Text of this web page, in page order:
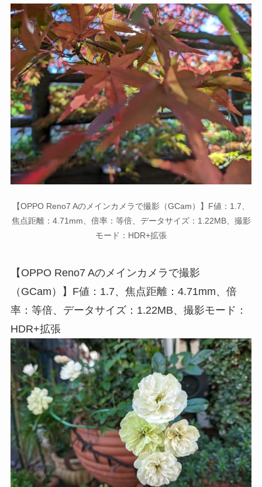
【OPPO Reno7 Aのメインカメラで撮影（GCam）】F値：1.7、
焦点距離：4.71mm、倍率：等倍、データサイズ：1.22MB、撮影
モード：HDR+拡張
【OPPO Reno7 Aのメインカメラで撮影
（GCam）】F値：1.7、焦点距離：4.71mm、倍
率：等倍、データサイズ：1.22MB、撮影モード：
HDR+拡張